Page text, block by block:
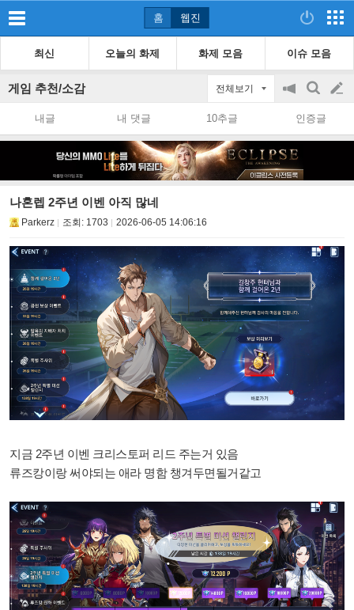
홈 웹진
최신 오늘의 화제 화제 모음 이슈 모음
게임 추천/소감 전체보기
공
on/off
검
색
글
쓰
내글 내 댓글 10추글 인증글
나혼렙 2주년 이벤 아직 많네
Parkerz 조회: 1703 2026-06-05 14:06:16
지금 2주년 이벤 크리스토퍼 리드 주는거 있음
류즈캉이랑 써야되는 애라 명함 챙겨두면될거같고